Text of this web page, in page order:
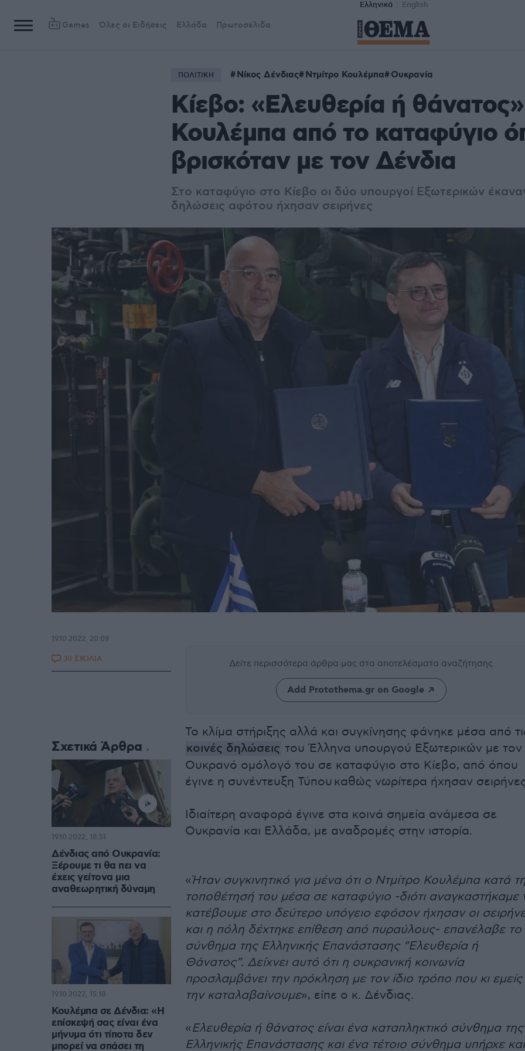
Ελληνικά English
Games Όλες οι Ειδήσεις Ελλάδα Πρωτοσέλιδα
ΠΟΛΙΤΙΚΗ Νίκος Δένδιας Ντμίτρο Κουλέμπα Ουκρανία
Κίεβο: «Ελευθερία ή
Κουλέμπα από το καταφύγιο
βρισκόταν με τον Δένδια
Στο καταφύγιο στο Κίεβο οι δύο υπουργοί Εξωτερικών
δηλώσεις αφότου ήχησαν σειρήνες
Δείτε περισσότερα άρθρα μας στα αποτελέσματα αναζήτησης
Add Protothema.gr on Google
Το κλίμα στήριξης αλλά και συγκίνησης φάνηκε μέσα από
κοινές δηλώσεις του Έλληνα υπουργού Εξωτερικών με τον
Ουκρανό ομόλογό του σε καταφύγιο στο Κίεβο, από όπου
έγινε η συνέντευξη Τύπου καθώς νωρίτερα ήχησαν
Ιδιαίτερη αναφορά έγινε στα κοινά σημεία ανάμεσα σε
Ουκρανία και Ελλάδα, με αναδρομές στην ιστορία.
«Ήταν συγκινητικό για μένα ότι ο Ντμίτρο Κουλέμπα κατά
τοποθέτησή του μέσα σε καταφύγιο -διότι αναγκαστήκαμε
κατέβουμε στο δεύτερο υπόγειο εφόσον ήχησαν οι
και η πόλη δέχτηκε επίθεση από πυραύλους- επανέλαβε το
σύνθημα της Ελληνικής Επανάστασης “Ελευθερία ή
Θάνατος”. Δείχνει αυτό ότι η ουκρανική κοινωνία
προσλαμβάνει την πρόκληση με τον ίδιο τρόπο που κι εμείς
την καταλαβαίνουμε», είπε ο κ. Δένδιας.
«Ελευθερία ή θάνατος είναι ένα καταπληκτικό σύνθημα της
Ελληνικής Επανάστασης και ένα τέτοιο σύνθημα υπήρχε και
19.10.2022, 20:09
30 ΣΧΟΛΙΑ
Σχετικά Άρθρα
Δένδιας από Ουκρανία:
Ξέρουμε τι θα πει να
έχεις γείτονα μια
αναθεωρητική δύναμη
19.10.2022, 18:51
Κουλέμπα σε Δένδια: «H
επίσκεψή σας είναι ένα
μήνυμα ότι τίποτα δεν
μπορεί να σπάσει τη
19.10.2022, 15:18